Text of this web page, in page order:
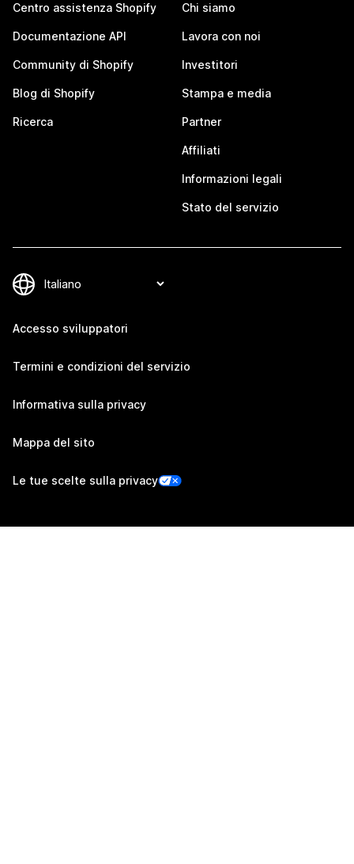
Centro assistenza Shopify
Documentazione API
Community di Shopify
Blog di Shopify
Ricerca
Chi siamo
Lavora con noi
Investitori
Stampa e media
Partner
Affiliati
Informazioni legali
Stato del servizio
Accesso sviluppatori
Termini e condizioni del servizio
Informativa sulla privacy
Mappa del sito
Le tue scelte sulla privacy